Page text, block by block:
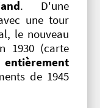
. D'une
une tour
le nouveau
1930 (carte
entièrement
de 1945